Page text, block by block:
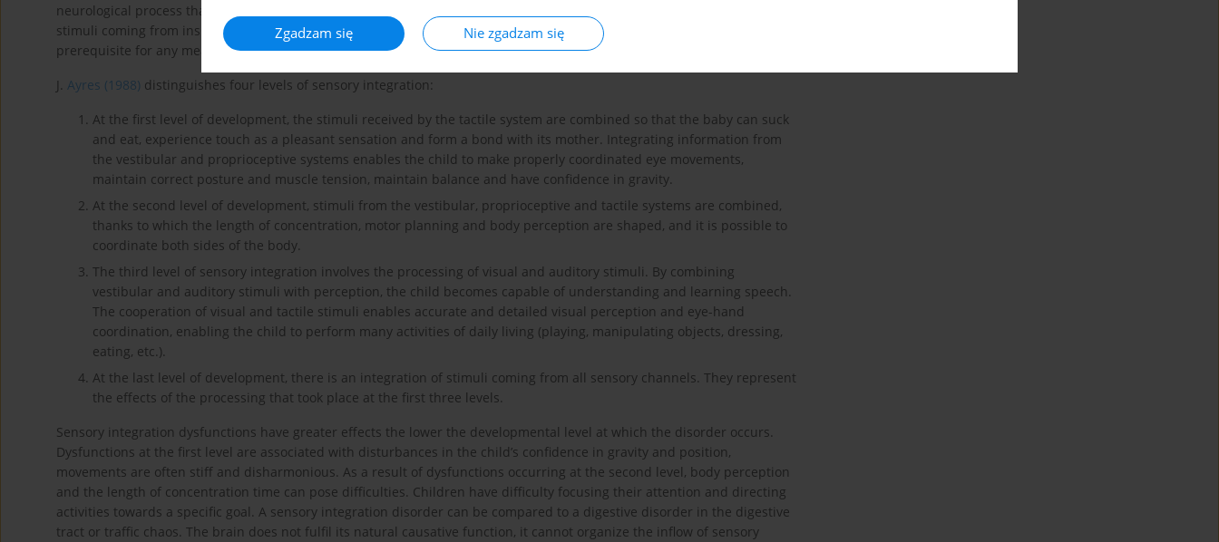
Zgadzam się Nie zgadzam się
neurological process that involves all areas of perception and motor skills and enables an appropriate response to
stimuli coming from inside the body and from the environment. An undisturbed sensory integration process is a
prerequisite for any meaningful and planned activity (Majewska, Majewski, 2016).
J. Ayres (1988) distinguishes four levels of sensory integration:
At the first level of development, the stimuli received by the tactile system are combined so that the baby can suck
and eat, experience touch as a pleasant sensation and form a bond with its mother. Integrating information from
the vestibular and proprioceptive systems enables the child to make properly coordinated eye movements,
maintain correct posture and muscle tension, maintain balance and have confidence in gravity.
At the second level of development, stimuli from the vestibular, proprioceptive and tactile systems are combined,
thanks to which the length of concentration, motor planning and body perception are shaped, and it is possible to
coordinate both sides of the body.
The third level of sensory integration involves the processing of visual and auditory stimuli. By combining
vestibular and auditory stimuli with perception, the child becomes capable of understanding and learning speech.
The cooperation of visual and tactile stimuli enables accurate and detailed visual perception and eye-hand
coordination, enabling the child to perform many activities of daily living (playing, manipulating objects, dressing,
eating, etc.).
At the last level of development, there is an integration of stimuli coming from all sensory channels. They represent
the effects of the processing that took place at the first three levels.
Sensory integration dysfunctions have greater effects the lower the developmental level at which the disorder occurs.
Dysfunctions at the first level are associated with disturbances in the child’s confidence in gravity and position,
movements are often stiff and disharmonious. As a result of dysfunctions occurring at the second level, body perception
and the length of concentration time can pose difficulties. Children have difficulty focusing their attention and directing
activities towards a specific goal. A sensory integration disorder can be compared to a digestive disorder in the digestive
tract or traffic chaos. The brain does not fulfil its natural causative function, it cannot organize the inflow of sensory